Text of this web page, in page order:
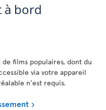
à bord
films populaires, dont du
via votre appareil
n'est requis.